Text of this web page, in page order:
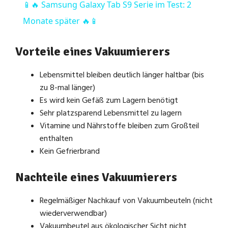
y
V
i
e
o
📱🔥 Samsung Galaxy Tab S9 Serie im Test: 2
Monate später 🔥📱
Vorteile eines Vakuumierers
Lebensmittel bleiben deutlich länger haltbar (bis
zu 8-mal länger)
Es wird kein Gefäß zum Lagern benötigt
Sehr platzsparend Lebensmittel zu lagern
Vitamine und Nährstoffe bleiben zum Großteil
enthalten
Kein Gefrierbrand
Nachteile eines Vakuumierers
Regelmäßiger Nachkauf von Vakuumbeuteln (nicht
wiederverwendbar)
Vakuumbeutel aus ökologischer Sicht nicht